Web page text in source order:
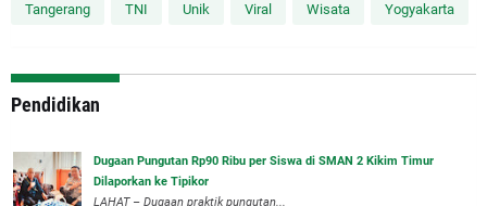
Tangerang TNI Unik Viral Wisata Yogyakarta
Pendidikan
Dugaan Pungutan Rp90 Ribu per Siswa di SMAN 2 Kikim Timur
Dilaporkan ke Tipikor
LAHAT – Dugaan praktik pungutan...